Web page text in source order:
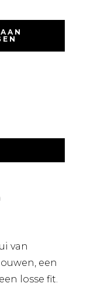
van
een
losse fit.